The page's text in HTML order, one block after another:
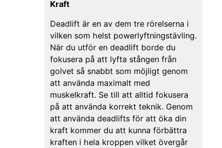
Kraft
Deadlift är en av dem tre rörelserna i
vilken som helst powerlyftningstävling.
När du utför en deadlift borde du
fokusera på att lyfta stången från
golvet så snabbt som möjligt genom
att använda maximalt med
muskelkraft. Se till att alltid fokusera
på att använda korrekt teknik. Genom
att använda deadlifts för att öka din
kraft kommer du att kunna förbättra
kraften i hela kroppen vilket övergår